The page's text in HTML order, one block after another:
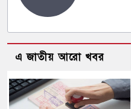
এ জাতীয় আরো খবর